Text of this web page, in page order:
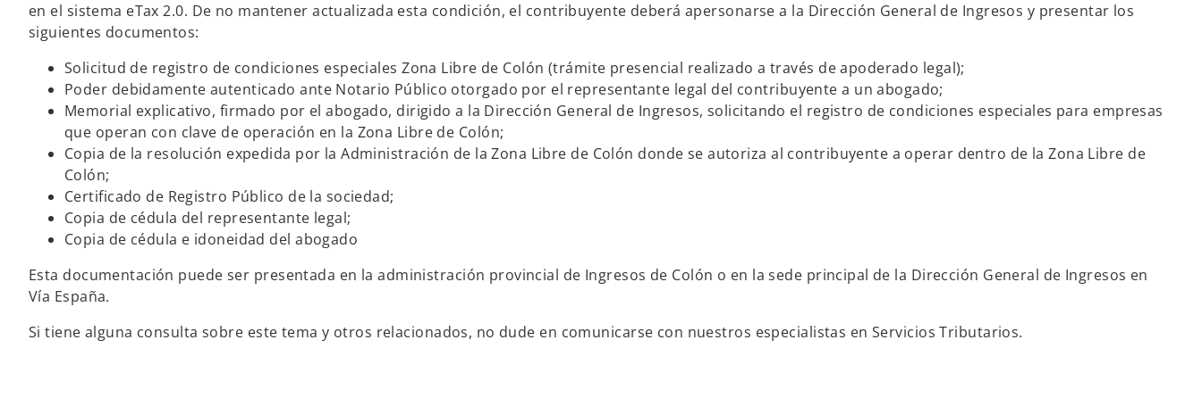
en el sistema eTax 2.0. De no mantener actualizada esta condición, el contribuyente deberá apersonarse a la Dirección General de Ingresos y presentar los
siguientes documentos:
Solicitud de registro de condiciones especiales Zona Libre de Colón (trámite presencial realizado a través de apoderado legal);
Poder debidamente autenticado ante Notario Público otorgado por el representante legal del contribuyente a un abogado;
Memorial explicativo, firmado por el abogado, dirigido a la Dirección General de Ingresos, solicitando el registro de condiciones especiales para empresas
que operan con clave de operación en la Zona Libre de Colón;
Copia de la resolución expedida por la Administración de la Zona Libre de Colón donde se autoriza al contribuyente a operar dentro de la Zona Libre de
Colón;
Certificado de Registro Público de la sociedad;
Copia de cédula del representante legal;
Copia de cédula e idoneidad del abogado
Esta documentación puede ser presentada en la administración provincial de Ingresos de Colón o en la sede principal de la Dirección General de Ingresos en
Vía España.
Si tiene alguna consulta sobre este tema y otros relacionados, no dude en comunicarse con nuestros especialistas en Servicios Tributarios.